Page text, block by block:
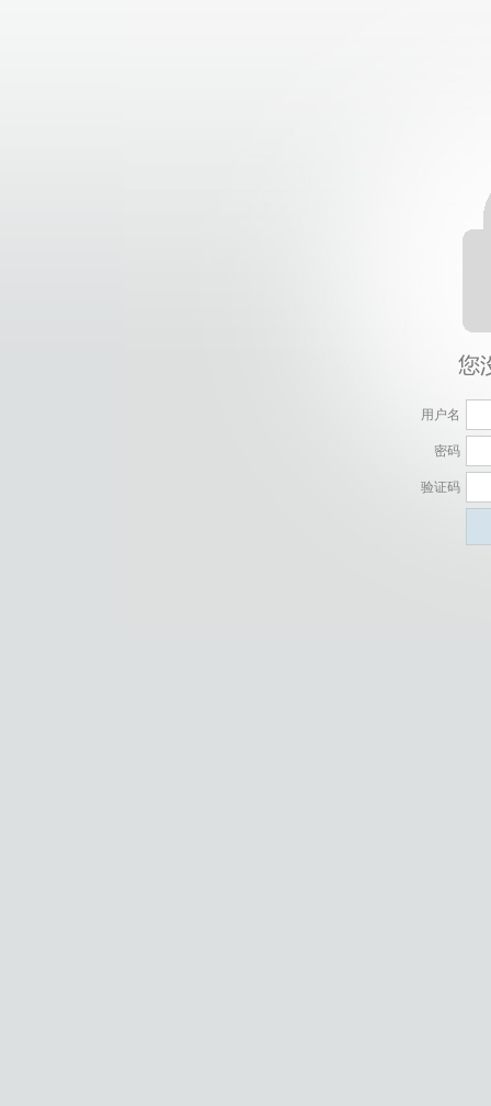
用户名
密码
验证码